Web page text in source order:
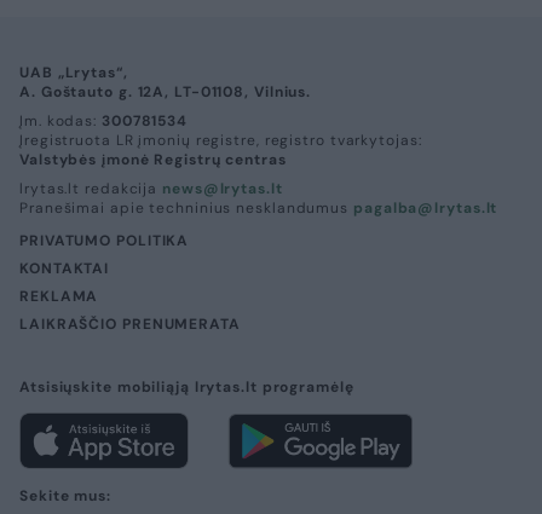
UAB „Lrytas“,
A. Goštauto g. 12A, LT-01108, Vilnius.
Įm. kodas: 300781534
Įregistruota LR įmonių registre, registro tvarkytojas:
Valstybės įmonė Registrų centras
lrytas.lt redakcija news@lrytas.lt
Pranešimai apie techninius nesklandumus pagalba@lrytas.lt
PRIVATUMO POLITIKA
KONTAKTAI
REKLAMA
LAIKRAŠČIO PRENUMERATA
Atsisiųskite mobiliąją lrytas.lt programėlę
Sekite mus: